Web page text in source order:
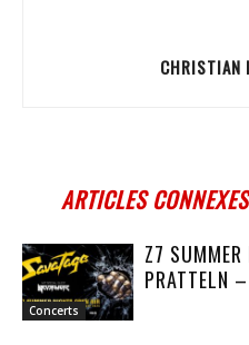
CHRISTIAN
ARTICLES CONNEXES
Concerts
Z7
PRATTELN